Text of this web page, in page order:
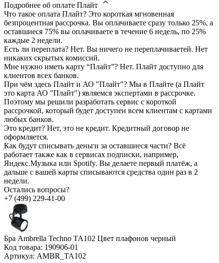
Подробнее об оплате Плайт
Что такое оплата Плайт? Это короткая мгновенная
безпроцентная рассрочка. Вы оплачиваете сразу только 25%, а
оставшиеся 75% вы оплачиваете в течение 6 недель, по 25%
каждые 2 недели.
Есть ли переплата? Нет. Вы ничего не переплачиваетей. Нет
никаких скрытых комиссий.
Мне нужно иметь карту “Плайт”? Нет. Плайт доступно для
клиентов всех банков.
При чём здесь Плайт и АО "Плайт"? Мы в Плайте (а Плайт
это карта АО "Плайт") являемся экспертами в рассрочке.
Поэтому мы решили разработать сервис с короткой
рассрочкой, который будет доступен всем клиентам с картами
любых банков.
Это кредит? Нет, это не кредит. Кредитный договор не
оформляется.
Как будут списывать деньги за оставшиеся части? Всё
работает также как в сервисах подписки, например,
Яндекс.Музыка или Spotify. Вы делаете первый платёж, а
дальше с вашей карты списываются средства один раз в 2
недели.
Остались вопросы?
+7 (499) 229-41-00
Бра Ambrella Techno TA102 Цвет плафонов черный
Код товара: 190906-01
Артикул: AMBR_TA102